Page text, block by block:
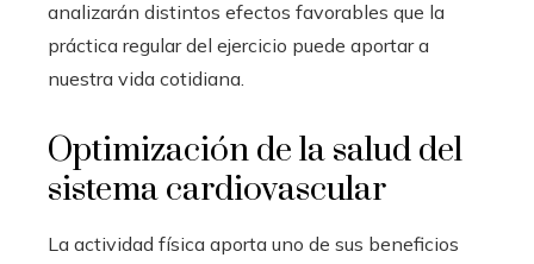
analizarán distintos efectos favorables que la
práctica regular del ejercicio puede aportar a
nuestra vida cotidiana.
Optimización de la salud del
sistema cardiovascular
La actividad física aporta uno de sus beneficios